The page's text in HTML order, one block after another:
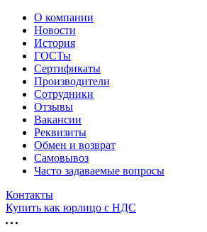
О компании
Новости
История
ГОСТы
Сертификаты
Производители
Сотрудники
Отзывы
Вакансии
Реквизиты
Обмен и возврат
Самовывоз
Часто задаваемые вопросы
Контакты
Купить как юрлицо с НДС